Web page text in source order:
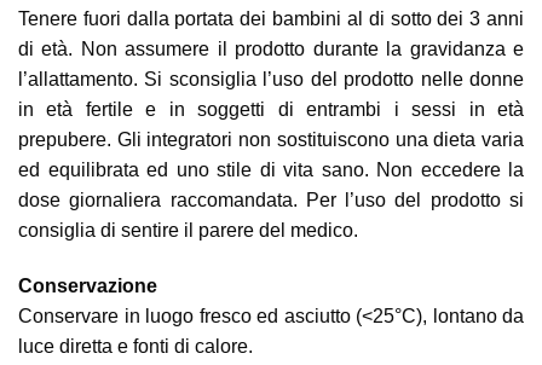
Tenere fuori dalla portata dei bambini al di sotto dei 3 anni
di età. Non assumere il prodotto durante la gravidanza e
l’allattamento. Si sconsiglia l’uso del prodotto nelle donne
in età fertile e in soggetti di entrambi i sessi in età
prepubere. Gli integratori non sostituiscono una dieta varia
ed equilibrata ed uno stile di vita sano. Non eccedere la
dose giornaliera raccomandata. Per l’uso del prodotto si
consiglia di sentire il parere del medico.
Conservazione
Conservare in luogo fresco ed asciutto (<25°C), lontano da
luce diretta e fonti di calore.